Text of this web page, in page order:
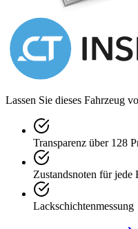
Lassen Sie dieses Fahrzeug
Transparenz über 128
Zustandsnoten für jede
Lackschichtenmessung